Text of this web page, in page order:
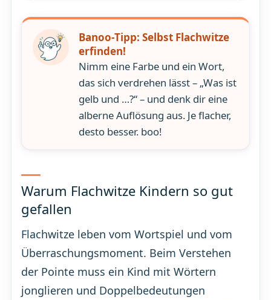
Banoo-Tipp: Selbst Flachwitze
erfinden!
Nimm eine Farbe und ein Wort,
das sich verdrehen lässt – „Was ist
gelb und …?“ – und denk dir eine
alberne Auflösung aus. Je flacher,
desto besser. boo!
Warum Flachwitze Kindern so gut
gefallen
Flachwitze leben vom Wortspiel und vom
Überraschungsmoment. Beim Verstehen
der Pointe muss ein Kind mit Wörtern
jonglieren und Doppelbedeutungen